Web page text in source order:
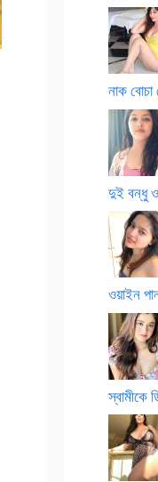
নাক
দুই বন্ধু ও
ওয়াইন
স্বামীকে